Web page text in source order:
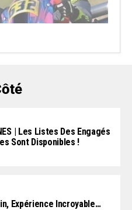
| Les Listes Des Engagés
Sont Disponibles !
Expérience Incroyable…